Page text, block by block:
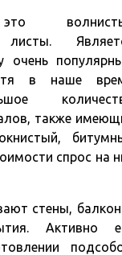
листы.
очень
в наше
также
спрос на
стены,
Активно